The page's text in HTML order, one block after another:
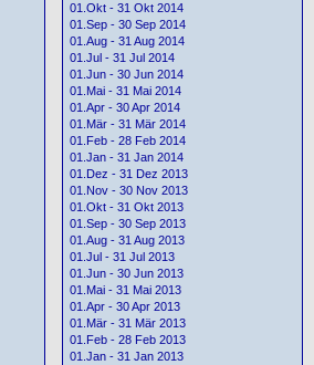
01.Okt - 31 Okt 2014
01.Sep - 30 Sep 2014
01.Aug - 31 Aug 2014
01.Jul - 31 Jul 2014
01.Jun - 30 Jun 2014
01.Mai - 31 Mai 2014
01.Apr - 30 Apr 2014
01.Mär - 31 Mär 2014
01.Feb - 28 Feb 2014
01.Jan - 31 Jan 2014
01.Dez - 31 Dez 2013
01.Nov - 30 Nov 2013
01.Okt - 31 Okt 2013
01.Sep - 30 Sep 2013
01.Aug - 31 Aug 2013
01.Jul - 31 Jul 2013
01.Jun - 30 Jun 2013
01.Mai - 31 Mai 2013
01.Apr - 30 Apr 2013
01.Mär - 31 Mär 2013
01.Feb - 28 Feb 2013
01.Jan - 31 Jan 2013